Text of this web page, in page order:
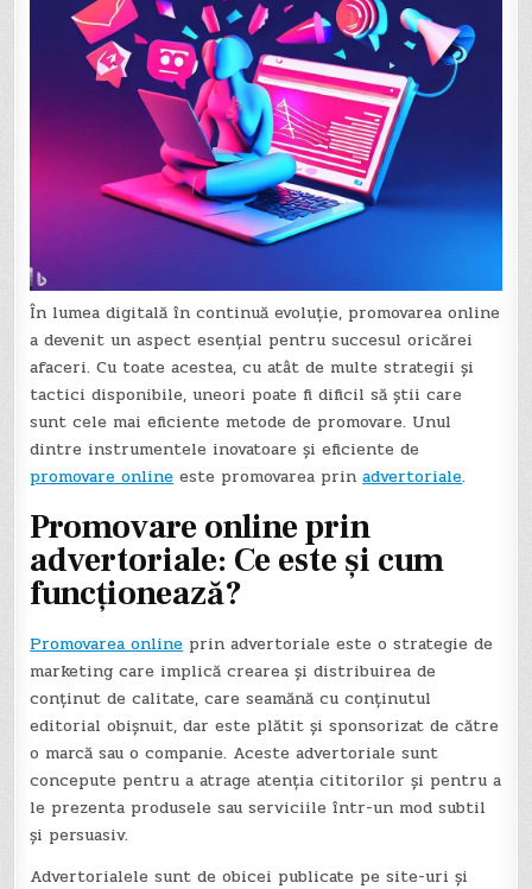
În lumea digitală în continuă evoluție, promovarea online
a devenit un aspect esențial pentru succesul oricărei
afaceri. Cu toate acestea, cu atât de multe strategii și
tactici disponibile, uneori poate fi dificil să știi care
sunt cele mai eficiente metode de promovare. Unul
dintre instrumentele inovatoare și eficiente de
promovare online este promovarea prinadvertoriale.
Promovare online prin
advertoriale: Ce este și cum
funcționează?
Promovarea online prin advertoriale este o strategie de
marketing care implică crearea și distribuirea de
conținut de calitate, care seamănă cu conținutul
editorial obișnuit, dar este plătit și sponsorizat de către
o marcă sau o companie. Aceste advertoriale sunt
concepute pentru a atrage atenția cititorilor și pentru a
le prezenta produsele sau serviciile într-un mod subtil
și persuasiv.
Advertorialele sunt de obicei publicate pe site-uri și